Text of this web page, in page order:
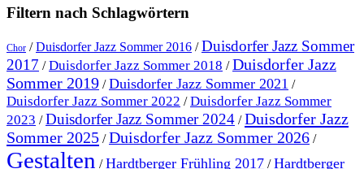
Filtern nach Schlagwörtern
Chor /Duisdorfer Jazz Sommer 2016 /Duisdorfer Jazz Sommer
2017 /Duisdorfer Jazz Sommer 2018 /Duisdorfer Jazz
Sommer 2019 /Duisdorfer Jazz Sommer 2021 /
Duisdorfer Jazz Sommer 2022 /Duisdorfer Jazz Sommer
2023 /Duisdorfer Jazz Sommer 2024 /Duisdorfer Jazz
Sommer 2025 /Duisdorfer Jazz Sommer 2026 /
Gestalten /Hardtberger Frühling 2017 /Hardtberger